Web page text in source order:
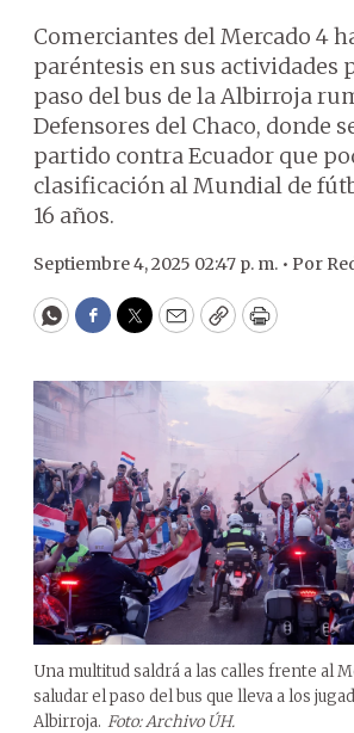
Comerciantes del Mercado 4
paréntesis en sus actividades
paso del bus de la Albirroja
Defensores del Chaco, donde
partido contra Ecuador que
clasificación al Mundial de
16 años.
Septiembre 4, 2025 02:47 p. m. • Por
WhatsApp
Facebook
Twitter
EmailCopyPrint
Una multitud saldrá a las calles frente al
saludar el paso del bus que lleva a los
Albirroja. Foto: Archivo ÚH.